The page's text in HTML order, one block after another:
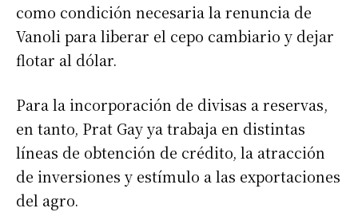
como condición necesaria la renuncia de
Vanoli para liberar el cepo cambiario y dejar
flotar al dólar.
Para la incorporación de divisas a reservas,
en tanto, Prat Gay ya trabaja en distintas
líneas de obtención de crédito, la atracción
de inversiones y estímulo a las exportaciones
del agro.